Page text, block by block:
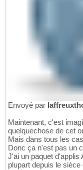
Envoyé par
Maintenant, c'est
quelquechose de cet
Mais dans tous les
Donc ça n'est pas un
J'ai un paquet
plupart depuis le